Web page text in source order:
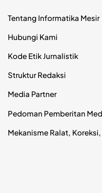
Tentang Informatika Mesir
Hubungi Kami
Kode Etik Jurnalistik
Struktur Redaksi
Media Partner
Pedoman Pemberitan
Mekanisme Ralat,